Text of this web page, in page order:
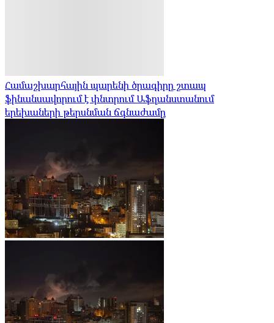
Համաշխարհային պարենի ծրագիրը շտապ
ֆինանսավորում է փնտրում Աֆղանստանում
երեխաների թերսնման ճգնաժամը